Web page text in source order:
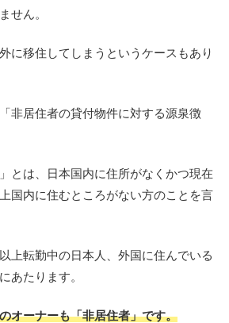
せん。
に移住してしまうというケースもあり
非居住者の貸付物件に対する源泉徴
とは、日本国内に住所がなくかつ現在
国内に住むところがない方のことを言
上転勤中の日本人、外国に住んでいる
あたります。
オーナーも「非居住者」です。